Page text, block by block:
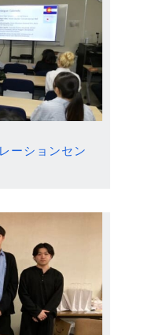
ーションセン